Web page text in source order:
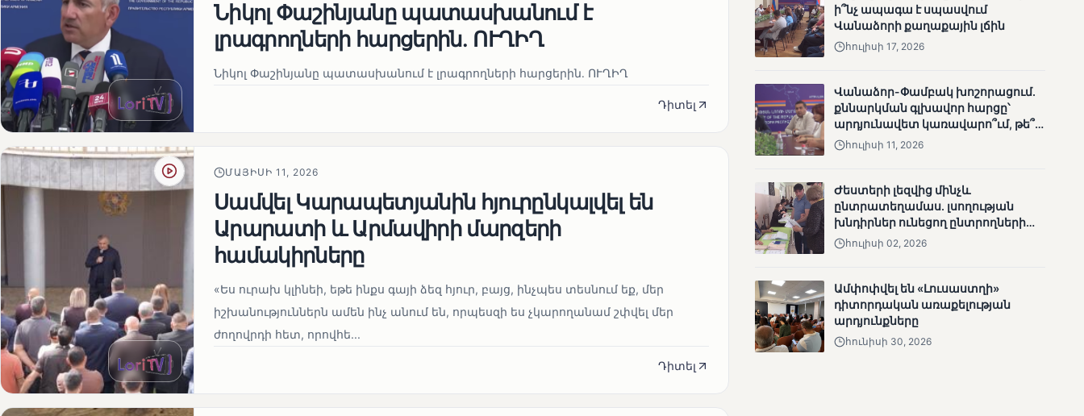
Մատչելի
ընտրություններ.
ձեռքբերումներ և
Ամփոփվել են 2005
տեղամասերի
արդյունքները
Նիկոլ Փաշինյանը պատասխանում է
լրագրողների հարցերին․ ՈՒՂԻՂ
Նիկոլ Փաշինյանը պատասխանում է լրագրողների հարցերին․ ՈՒՂԻՂ
Դիտել
ՄԱՅԻՍԻ 11, 2026
Սամվել Կարապետյանին հյուրընկալվել են
Արարատի և Արմավիրի մարզերի
համակիրները
«Ես ուրախ կլինեի, եթե ինքս գայի ձեզ հյուր, բայց, ինչպես տեսնում եք, մեր
իշխանություններն ամեն ինչ անում են, որպեսզի ես չկարողանամ շփվել մեր
ժողովրդի հետ, որովհե...
Դիտել
ի՞նչ ապագա է սպասվում
Վանաձորի քաղաքային լճին
հուլիսի 17, 2026
Վանաձոր-Փամբակ խոշորացում.
քննարկման գլխավոր հարցը՝
արդյունավետ կառավարո՞ւմ, թե՞
քաղաքական նպատակ
հուլիսի 11, 2026
Ժեստերի լեզվից մինչև
ընտրատեղամաս. լսողության
խնդիրներ ունեցող ընտրողների
ճանապարհը
հուլիսի 02, 2026
Ամփոփվել են «Լուսաստղի»
դիտորդական առաքելության
արդյունքները
հունիսի 30, 2026